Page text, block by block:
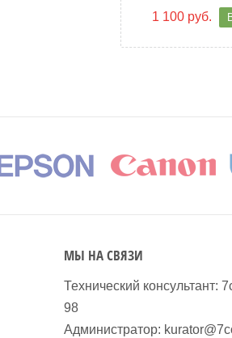
1 100 руб.
МЫ НА СВЯЗИ
Технический консультант:
98
Администратор: